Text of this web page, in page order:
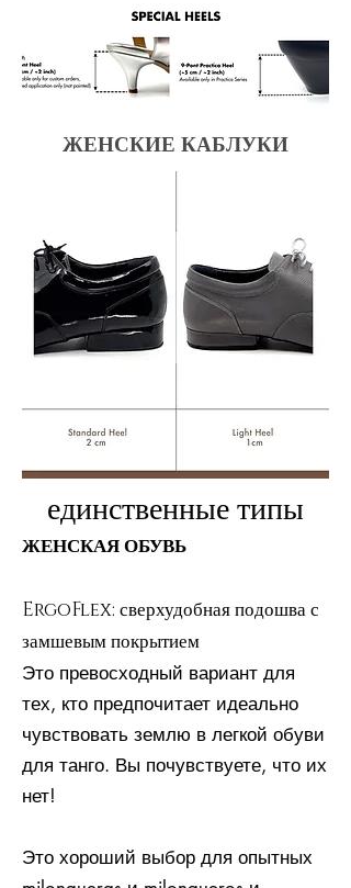
ЖЕНСКИЕ КАБЛУКИ
единственные типы
ЖЕНСКАЯ ОБУВЬ
ErgoFlex: сверхудобная подошва с
замшевым покрытием
Это превосходный вариант для
тех, кто предпочитает идеально
чувствовать землю в легкой обуви
для танго. Вы почувствуете, что их
нет!
Это хороший выбор для опытных